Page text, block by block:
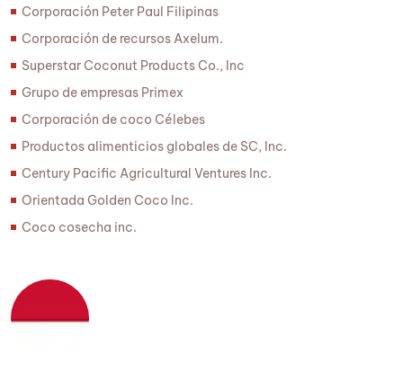
Corporación Peter Paul Filipinas
Corporación de recursos Axelum.
Superstar Coconut Products Co., Inc
Grupo de empresas Primex
Corporación de coco Célebes
Productos alimenticios globales de SC, Inc.
Century Pacific Agricultural Ventures Inc.
Orientada Golden Coco Inc.
Coco cosecha inc.